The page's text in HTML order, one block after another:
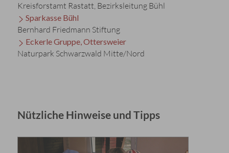
Kreisforstamt Rastatt, Bezirksleitung Bühl
Sparkasse Bühl
Bernhard Friedmann Stiftung
Eckerle Gruppe, Ottersweier
Naturpark Schwarzwald Mitte/Nord
Nützliche Hinweise und Tipps